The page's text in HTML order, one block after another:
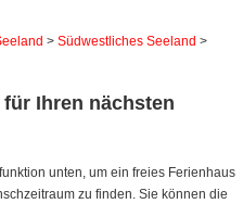
> Südwestliches Seeland >
Ihren nächsten
unten, um ein freies Ferienhaus
zu finden. Sie können die